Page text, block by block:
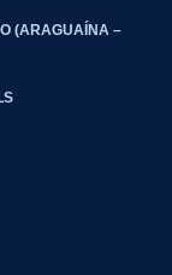
(ARAGUAÍNA –